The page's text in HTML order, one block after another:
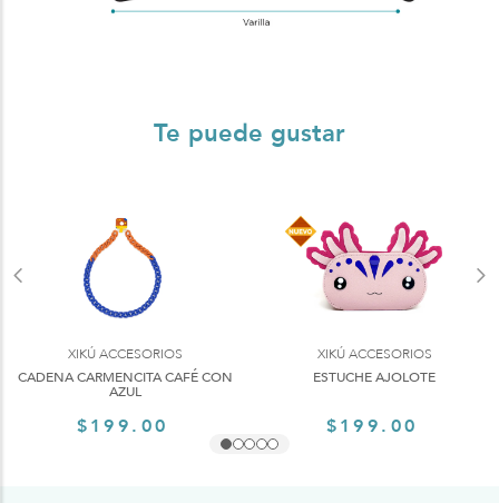
Te puede gustar
XIKÚ ACCESORIOS
CADENA CARMENCITA CAFÉ CON
AZUL
$199.00
XIKÚ ACCESORIOS
ESTUCHE AJOLOTE
$199.00